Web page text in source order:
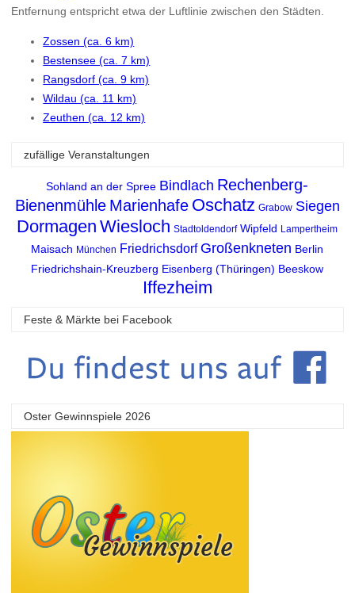
Entfernung entspricht etwa der Luftlinie zwischen den Städten.
Zossen (ca. 6 km)
Bestensee (ca. 7 km)
Rangsdorf (ca. 9 km)
Wildau (ca. 11 km)
Zeuthen (ca. 12 km)
zufällige Veranstaltungen
Sohland an der Spree Bindlach Rechenberg-
Bienenmühle Marienhafe Oschatz Grabow Siegen
Dormagen Wiesloch Stadtoldendorf Wipfeld Lampertheim
Maisach München Friedrichsdorf Großenkneten Berlin
Friedrichshain-Kreuzberg Eisenberg (Thüringen) Beeskow
Iffezheim
Feste & Märkte bei Facebook
Oster Gewinnspiele 2026